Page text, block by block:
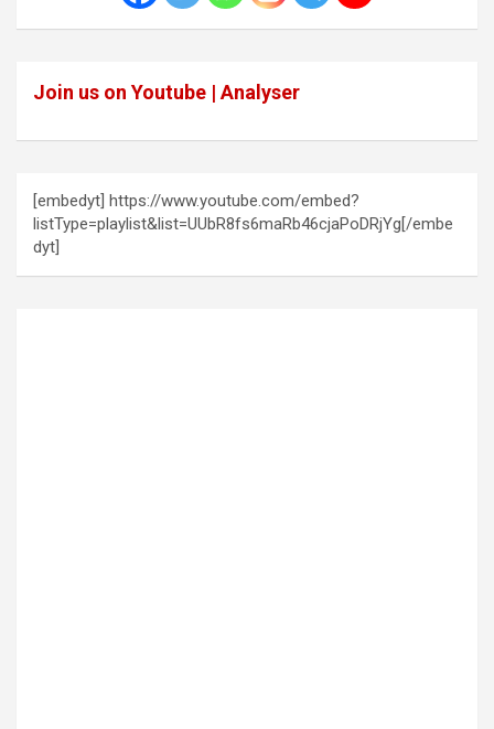
Join us on Youtube | Analyser
[embedyt] https://www.youtube.com/embed?
listType=playlist&list=UUbR8fs6maRb46cjaPoDRjYg[/embe
dyt]